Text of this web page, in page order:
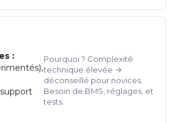
:
Pourquoi ? Complexité
technique élevée →
déconseillé pour novices.
Besoin de BMS, réglages, et
tests.